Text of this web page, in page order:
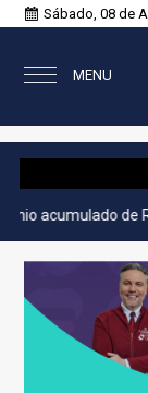
Sábado, 08 de
MENU
de R$ 165